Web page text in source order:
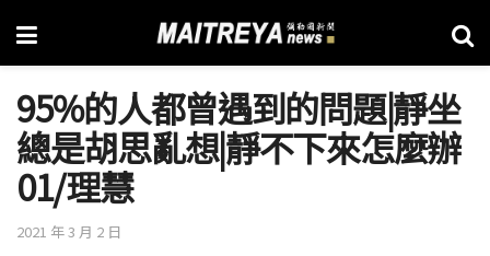
95%的人都曾遇到的問題|靜坐
總是胡思亂想|靜不下來怎麼辦
01/理慧
2021 年 3 月 2 日